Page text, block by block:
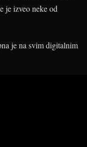
je izveo neke od
je na svim digitalnim